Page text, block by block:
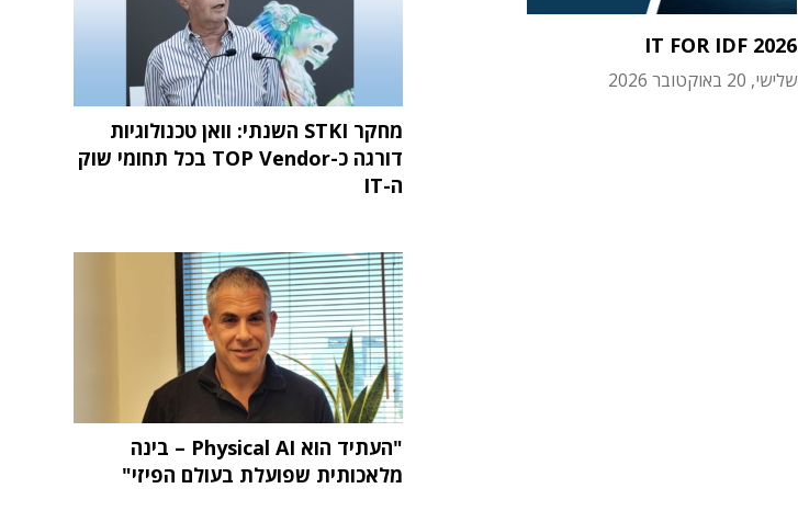
IT FOR IDF 2026
שלישי, 20 באוקטובר 2026
מחקר STKI השנתי: וואן טכנולוגיות
דורגה כ-TOP Vendor בכל תחומי שוק
ה-IT
"העתיד הוא Physical AI – בינה
מלאכותית שפועלת בעולם הפיזי"